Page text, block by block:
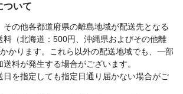
ついて
その他各都道府県の離島地域が配送先となる
料（北海道：500円、沖縄県およびその他離
かります。これら以外の配送地域でも、一部
料が発生する場合がございます。
日を指定しても指定日通り届かない場合がご